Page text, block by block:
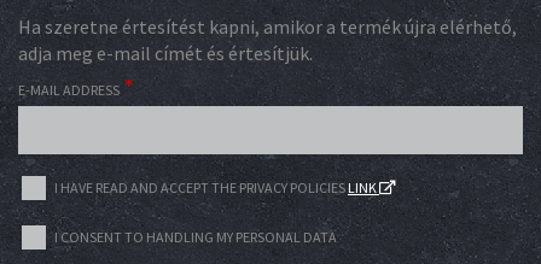
Ha szeretne értesítést kapni, amikor a termék újra elérhető,
adja meg e-mail címét és értesítjük.
E-MAIL ADDRESS
I HAVE READ AND ACCEPT THE PRIVACY POLICIESLINK
I CONSENT TO HANDLING MY PERSONAL DATA